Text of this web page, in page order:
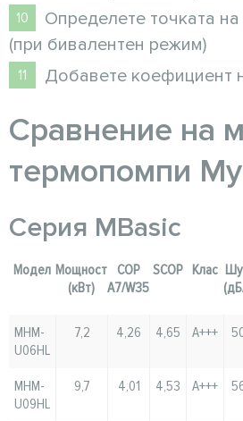
Определете точката
(при бивалентен режим)
Добавете коефициент
Сравнение на
термопомпи
Серия MBasic
Модел Мощност
(кВт)
COP
A7/W35
SCOP Клас
MHM-
U06HL
7,2 4,26 4,65 A+++
MHM-
U09HL
9,7 4,01 4,53 A+++